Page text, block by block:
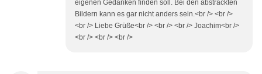
eigenen Gedanken finden soll. Bei den abstrackten
Bildern kann es gar nicht anders sein.<br /> <br />
<br /> Liebe Grüße<br /> <br /> <br /> Joachim<br />
<br /> <br /> <br />